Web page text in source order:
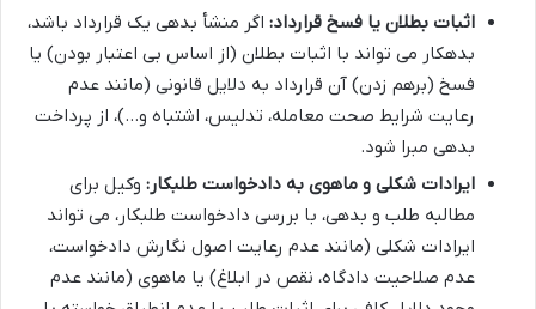
اثبات بطلان یا فسخ قرارداد: اگر منشأ بدهی یک قرارداد باشد،
بدهکار می تواند با اثبات بطلان (از اساس بی اعتبار بودن) یا
فسخ (برهم زدن) آن قرارداد به دلایل قانونی (مانند عدم
رعایت شرایط صحت معامله، تدلیس، اشتباه و…)، از پرداخت
بدهی مبرا شود.
ایرادات شکلی و ماهوی به دادخواست طلبکار: وکیل برای
مطالبه طلب و بدهی، با بررسی دادخواست طلبکار، می تواند
ایرادات شکلی (مانند عدم رعایت اصول نگارش دادخواست،
عدم صلاحیت دادگاه، نقص در ابلاغ) یا ماهوی (مانند عدم